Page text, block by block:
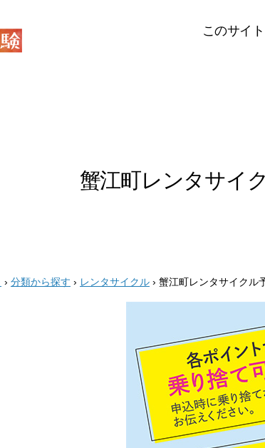
このサイ
蟹江町レンタサイ
› 分類から探す › レンタサイクル › 蟹江町レンタサイクル